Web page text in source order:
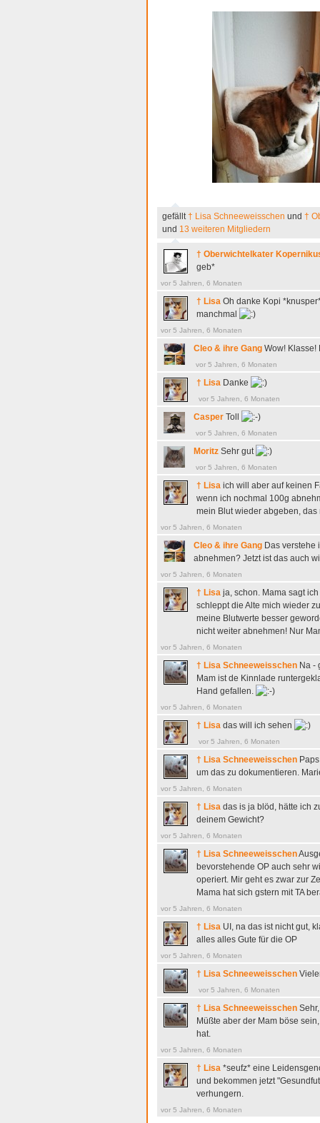
gefällt † Lisa Schneeweisschen und †
und 13 weiteren Mitgliedern
† Oberwichtelkater
geb*
vor 5 Jahren, 6 Monaten
† Lisa Oh danke Kopi
manchmal
vor 5 Jahren, 6 Monaten
Cleo & ihre Gang Wow! Klasse!
vor 5 Jahren, 6 Monaten
† Lisa Danke
vor 5 Jahren, 6 Monaten
Casper Toll
vor 5 Jahren, 6 Monaten
Moritz Sehr gut
vor 5 Jahren, 6 Monaten
† Lisa ich will aber auf keinen
wenn ich nochmal 100g
mein Blut wieder abgeben, das
vor 5 Jahren, 6 Monaten
Cleo & ihre Gang Das verstehe
abnehmen? Jetzt ist das auch
vor 5 Jahren, 6 Monaten
† Lisa ja, schon. Mama sagt
schleppt die Alte mich wieder
meine Blutwerte besser
nicht weiter abnehmen! Nur
vor 5 Jahren, 6 Monaten
† Lisa Schneeweisschen Na -
Mam ist de Kinnlade
Hand gefallen.
vor 5 Jahren, 6 Monaten
† Lisa das will ich sehen
vor 5 Jahren, 6 Monaten
† Lisa Schneeweisschen
um das zu dokumentieren.
vor 5 Jahren, 6 Monaten
† Lisa das is ja blöd, hätte ich
deinem Gewicht?
vor 5 Jahren, 6 Monaten
† Lisa Schneeweisschen
bevorstehende OP auch sehr
operiert. Mir geht es zwar zur
Mama hat sich gstern mit TA
vor 5 Jahren, 6 Monaten
† Lisa UI, na das ist nicht gut,
alles alles Gute für die OP
vor 5 Jahren, 6 Monaten
† Lisa Schneeweisschen
vor 5 Jahren, 6 Monaten
† Lisa Schneeweisschen
Müßte aber der Mam böse
hat.
vor 5 Jahren, 6 Monaten
† Lisa *seufz* eine
und bekommen jetzt
verhungern.
vor 5 Jahren, 6 Monaten